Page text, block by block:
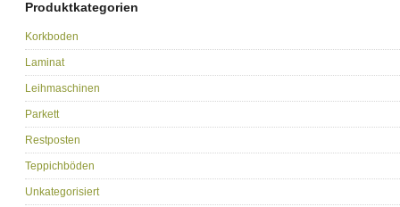
Produktkategorien
Korkboden
Laminat
Leihmaschinen
Parkett
Restposten
Teppichböden
Unkategorisiert